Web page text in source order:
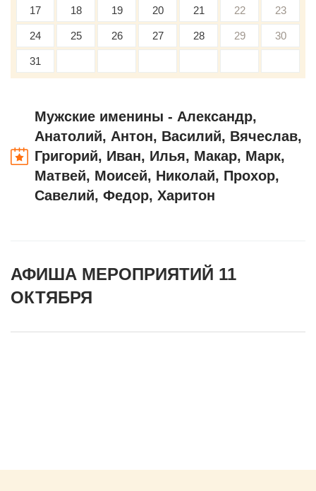
17 18 19 20 21 22 23
24 25 26 27 28 29 30
31
Мужские именины - Александр,
Анатолий, Антон, Василий, Вячеслав,
Григорий, Иван, Илья, Макар, Марк,
Матвей, Моисей, Николай, Прохор,
Савелий, Федор, Харитон
АФИША МЕРОПРИЯТИЙ 11
ОКТЯБРЯ